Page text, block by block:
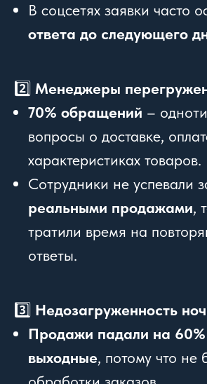
В соцсетях заявки часто
ответа до следующего
2️⃣ Менеджеры
70% обращений –
вопросы о доставке,
характеристиках товаров.
Сотрудники не успевали
реальными продажами,
тратили время на
ответы.
3️⃣ Недозагруженность
Продажи падали на
выходные, потому что не